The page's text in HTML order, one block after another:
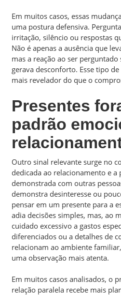
Em muitos casos, essas
uma postura defensiva.
irritação, silêncio ou respostas
Não é apenas a ausência que
mas a reação ao ser
gerava desconforto. Esse tipo
mais revelador do que o
Presentes
padrão
Outro sinal relevante surge no
dedicada ao relacionamento e a
demonstrada com outras
demonstra desinteresse ou
pensar em um presente para a
adia decisões simples, mas, ao
cuidado excessivo a gastos
diferenciados ou a detalhes de
relacionam ao ambiente
uma observação mais atenta.
Em muitos casos analisados, o
relação paralela recebe mais